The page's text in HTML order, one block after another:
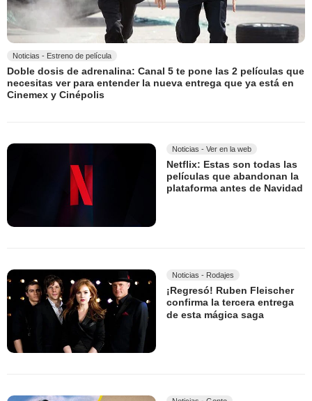
Noticias - Estreno de película
Doble dosis de adrenalina: Canal 5 te pone las 2 películas que
necesitas ver para entender la nueva entrega que ya está en
Cinemex y Cinépolis
Noticias - Ver en la web
Netflix: Estas son todas las
películas que abandonan la
plataforma antes de Navidad
Noticias - Rodajes
¡Regresó! Ruben Fleischer
confirma la tercera entrega
de esta mágica saga